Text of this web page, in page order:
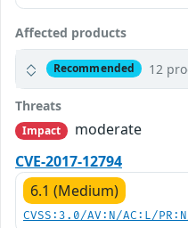
Affected products
Recommended 12
Threats
Impact
moderate
CVE-2017-12794
6.1 (Medium)
CVSS:3.0/AV:N/AC:L/